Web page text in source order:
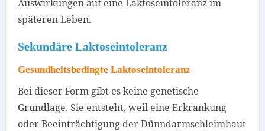
Auswirkungen auf eine Laktoseintoleranz im
späteren Leben.
Sekundäre Laktoseintoleranz
Gesundheitsbedingte Laktoseintoleranz
Bei dieser Form gibt es keine genetische
Grundlage. Sie entsteht, weil eine Erkrankung
oder Beeinträchtigung der Dünndarmschleimhaut